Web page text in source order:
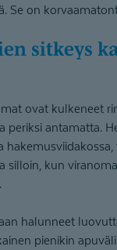
Se on
ovat kulkeneet
periksi antamatta.
silloin, kun
halunneet
pienikin